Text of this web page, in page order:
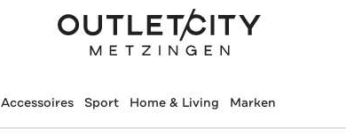
Accessoires Sport Home & Living Marken